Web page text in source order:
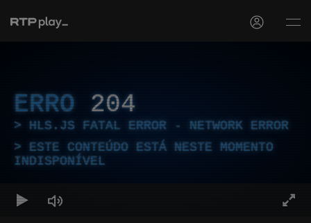
ERRO 204
HLS.JS FATAL ERROR - NETWORK ERROR
ESTE CONTEÚDO ESTÁ NESTE MOMENTO
INDISPONÍVEL